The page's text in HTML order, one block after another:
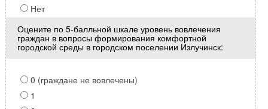
Нет
Оцените по 5-балльной шкале уровень вовлечения
граждан в вопросы формирования комфортной
городской среды в городском поселении Излучинск:
0 (граждане не вовлечены)
1